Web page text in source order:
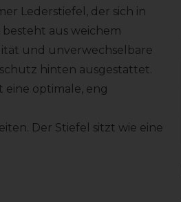
Lederstiefel, der sich in
aus weichem
und unverwechselbare
hinten ausgestattet.
eine optimale, eng
Der Stiefel sitzt wie eine